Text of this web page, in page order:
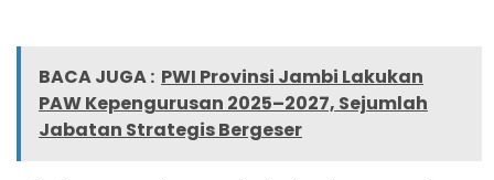
BACA JUGA : PWI Provinsi Jambi Lakukan
PAW Kepengurusan 2025–2027, Sejumlah
Jabatan Strategis Bergeser